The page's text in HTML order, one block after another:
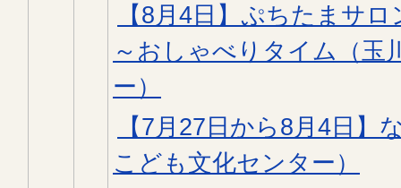
【8月4日】ぷちたまサ
～おしゃべりタイム（玉
ー）
【7月27日から8月4日】
こども文化センター）